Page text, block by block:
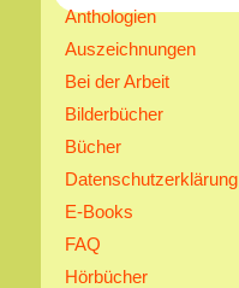
Anthologien
Auszeichnungen
Bei der Arbeit
Bilderbücher
Bücher
Datenschutzerklärung
E-Books
FAQ
Hörbücher